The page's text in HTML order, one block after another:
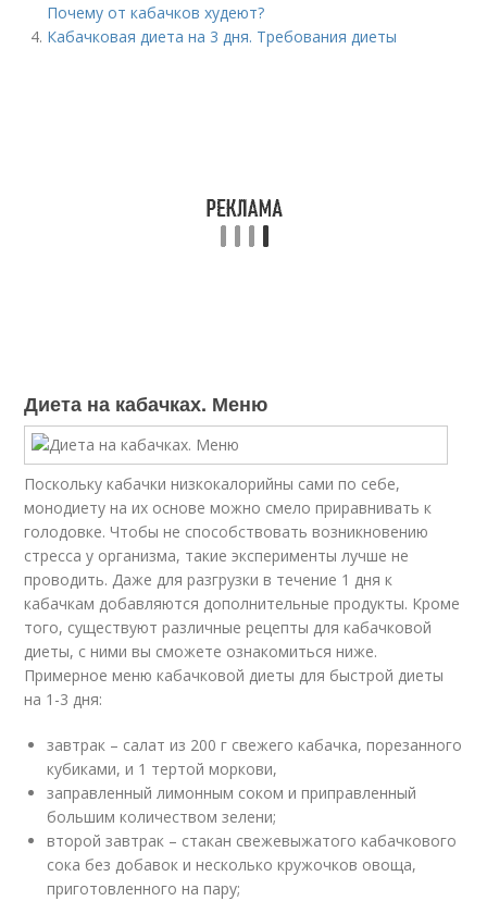
Почему от кабачков худеют?
Кабачковая диета на 3 дня. Требования диеты
Диета на кабачках. Меню
Поскольку кабачки низкокалорийны сами по себе,
монодиету на их основе можно смело приравнивать к
голодовке. Чтобы не способствовать возникновению
стресса у организма, такие эксперименты лучше не
проводить. Даже для разгрузки в течение 1 дня к
кабачкам добавляются дополнительные продукты. Кроме
того, существуют различные рецепты для кабачковой
диеты, с ними вы сможете ознакомиться ниже.
Примерное меню кабачковой диеты для быстрой диеты
на 1-3 дня:
завтрак – салат из 200 г свежего кабачка, порезанного
кубиками, и 1 тертой моркови,
заправленный лимонным соком и приправленный
большим количеством зелени;
второй завтрак – стакан свежевыжатого кабачкового
сока без добавок и несколько кружочков овоща,
приготовленного на пару;